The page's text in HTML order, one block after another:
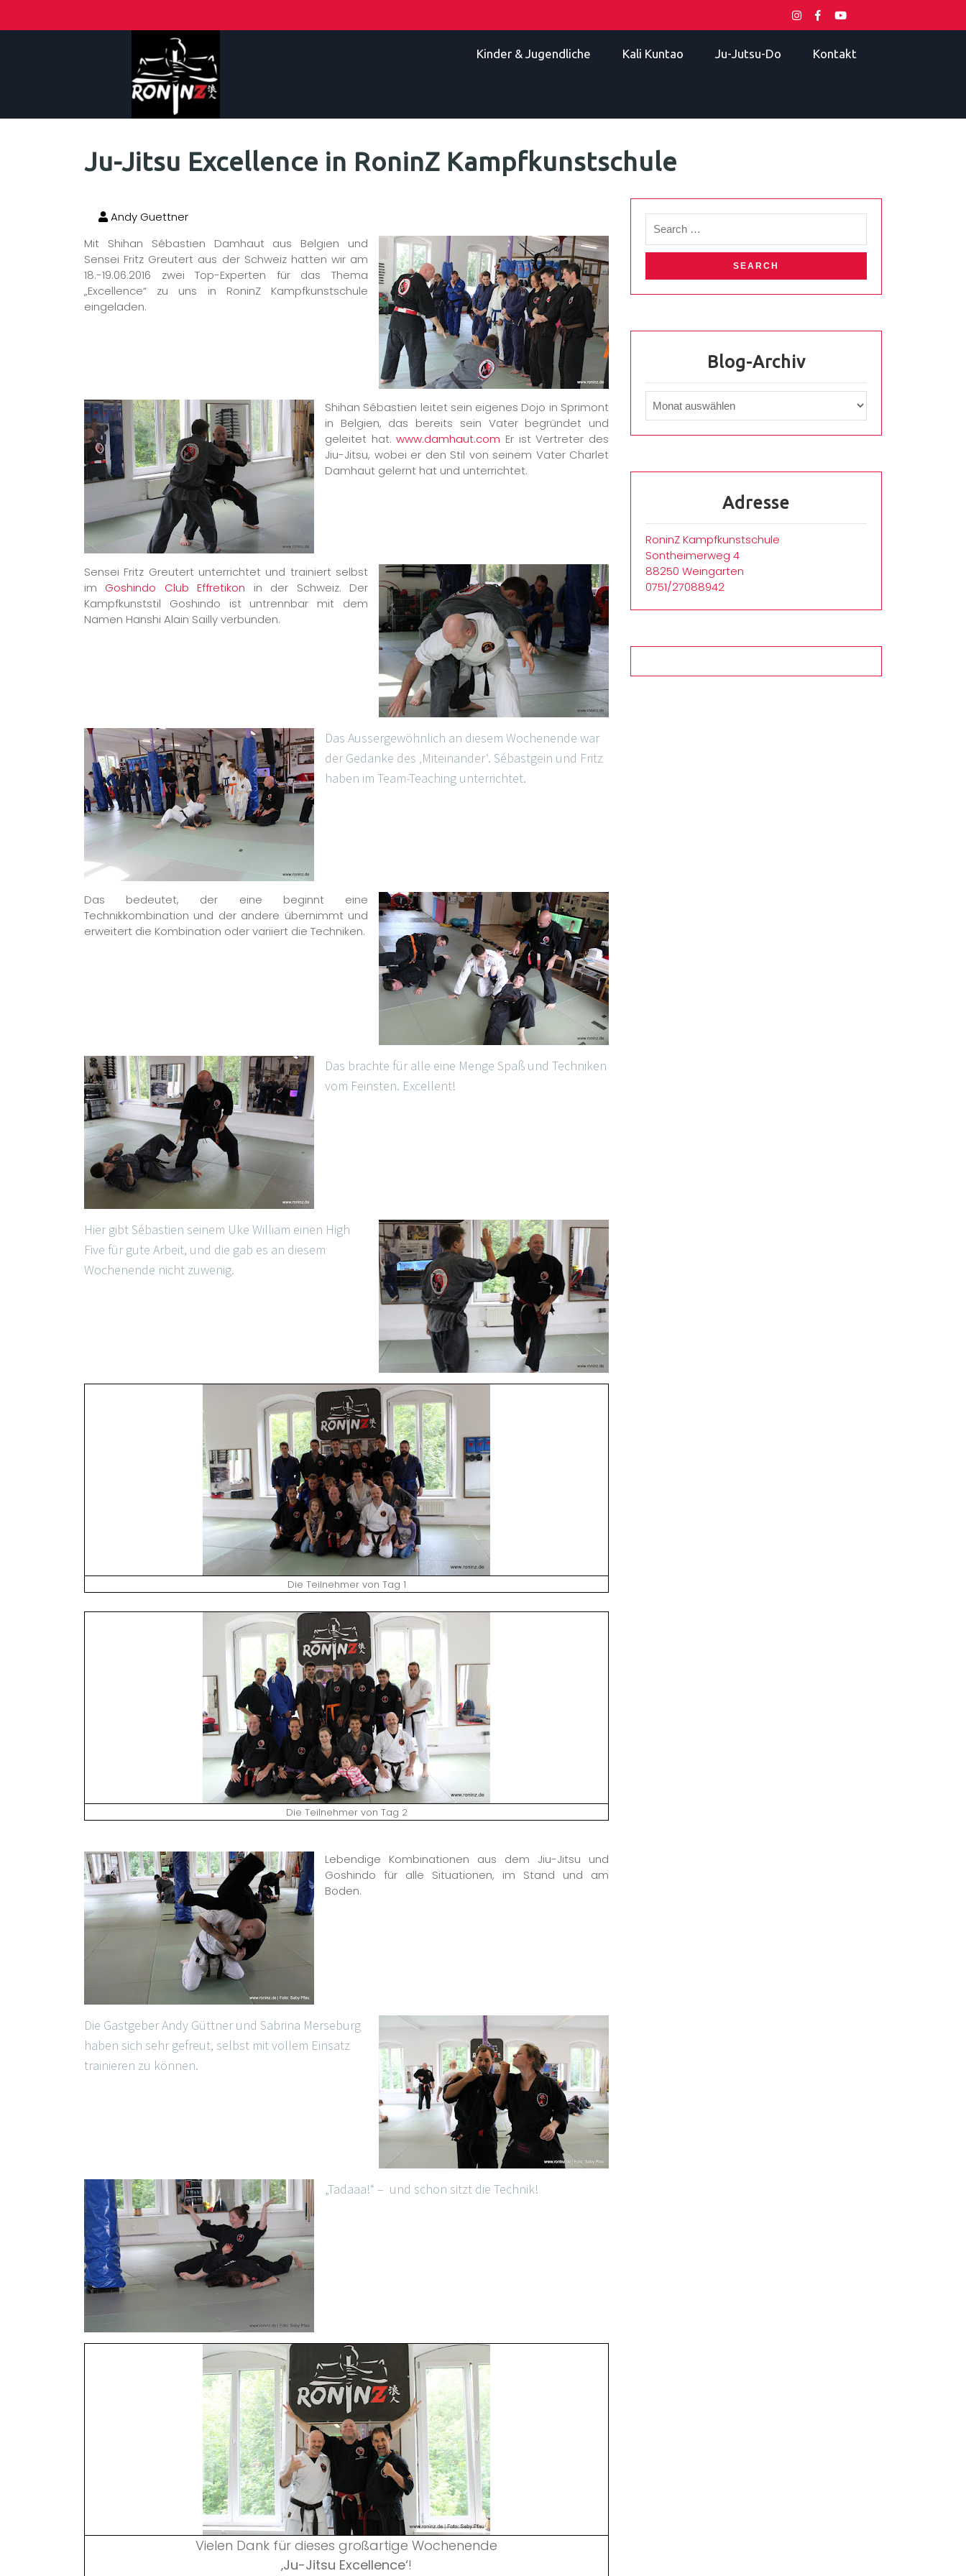
Kinder & Jugendliche Kali Kuntao Ju-Jutsu-Do Kontakt
Ju-Jitsu Excellence in RoninZ Kampfkunstschule
Andy Guettner
Mit Shihan Sébastien Damhaut aus Belgien und
Sensei Fritz Greutert aus der Schweiz hatten wir am
18.-19.06.2016 zwei Top-Experten für das Thema
„Excellence“ zu uns in RoninZ Kampfkunstschule
eingeladen.
Shihan Sébastien leitet sein eigenes Dojo in Sprimont
in Belgien, das bereits sein Vater begründet und
geleitet hat.www.damhaut.com Er ist Vertreter des
Jiu-Jitsu, wobei er den Stil von seinem Vater Charlet
Damhaut gelernt hat und unterrichtet.
Sensei Fritz Greutert unterrichtet und trainiert selbst
im Goshindo Club Effretikon in der Schweiz. Der
Kampfkunststil Goshindo ist untrennbar mit dem
Namen Hanshi Alain Sailly verbunden.
Das Aussergewöhnlich an diesem Wochenende war
der Gedanke des ‚Miteinander‘. Sébastgein und Fritz
haben im Team-Teaching unterrichtet.
Das bedeutet, der eine beginnt eine
Technikkombination und der andere übernimmt und
erweitert die Kombination oder variiert die Techniken.
Das brachte für alle eine Menge Spaß und Techniken
vom Feinsten. Excellent!
Hier gibt Sébastien seinem Uke William einen High
Five für gute Arbeit, und die gab es an diesem
Wochenende nicht zuwenig.
Die Teilnehmer von Tag 1
Die Teilnehmer von Tag 2
Lebendige Kombinationen aus dem Jiu-Jitsu und
Goshindo für alle Situationen, im Stand und am
Boden.
Die Gastgeber Andy Güttner und Sabrina Merseburg
haben sich sehr gefreut, selbst mit vollem Einsatz
trainieren zu können.
„Tadaaa!“ – und schon sitzt die Technik!
Vielen Dank für dieses großartige Wochenende
‚Ju-Jitsu Excellence‘!
Blog-Archiv
Adresse
RoninZ Kampfkunstschule
Sontheimerweg 4
88250 Weingarten
0751/27088942